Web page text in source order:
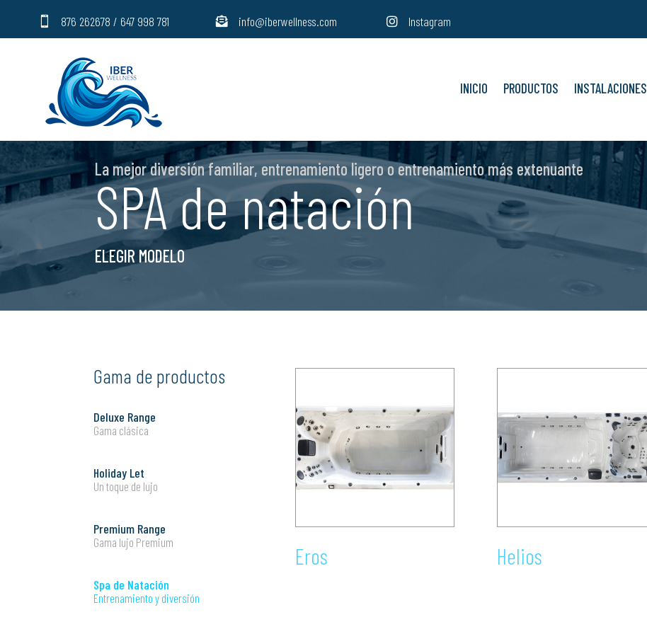
 876 262678 / 647 998 781  info@iberwellness.com  Instagram
INICIO PRODUCTOS INSTALACIONES
La mejor diversión familiar, entrenamiento ligero o entrenamiento más extenuante
SPA de natación
ELEGIR MODELO
Gama de productos
Deluxe Range
Gama clásica
Holiday Let
Un toque de lujo
Premium Range
Gama lujo Premium
Spa de Natación
Entrenamiento y diversión
Eros Helios